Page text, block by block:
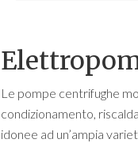
Le pompe centrifughe
condizionamento,
idonee ad un’ampia